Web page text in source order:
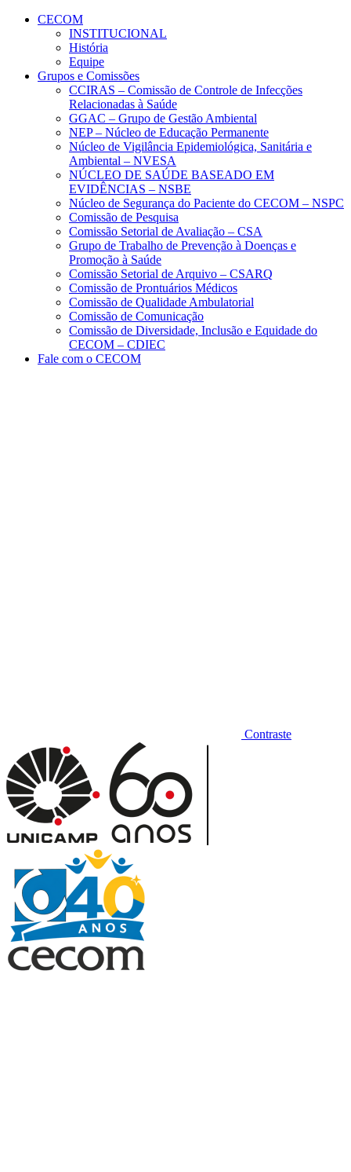
Conteúdo principal
CECOM
INSTITUCIONAL
História
Equipe
Grupos e Comissões
CCIRAS – Comissão de Controle de Infecções
Relacionadas à Saúde
GGAC – Grupo de Gestão Ambiental
NEP – Núcleo de Educação Permanente
Núcleo de Vigilância Epidemiológica, Sanitária e
Ambiental – NVESA
NÚCLEO DE SAÚDE BASEADO EM
EVIDÊNCIAS – NSBE
Núcleo de Segurança do Paciente do CECOM – NSPC
Comissão de Pesquisa
Comissão Setorial de Avaliação – CSA
Grupo de Trabalho de Prevenção à Doenças e
Promoção à Saúde
Comissão Setorial de Arquivo – CSARQ
Comissão de Prontuários Médicos
Comissão de Qualidade Ambulatorial
Comissão de Comunicação
Comissão de Diversidade, Inclusão e Equidade do
CECOM – CDIEC
Fale com o CECOM
Contraste